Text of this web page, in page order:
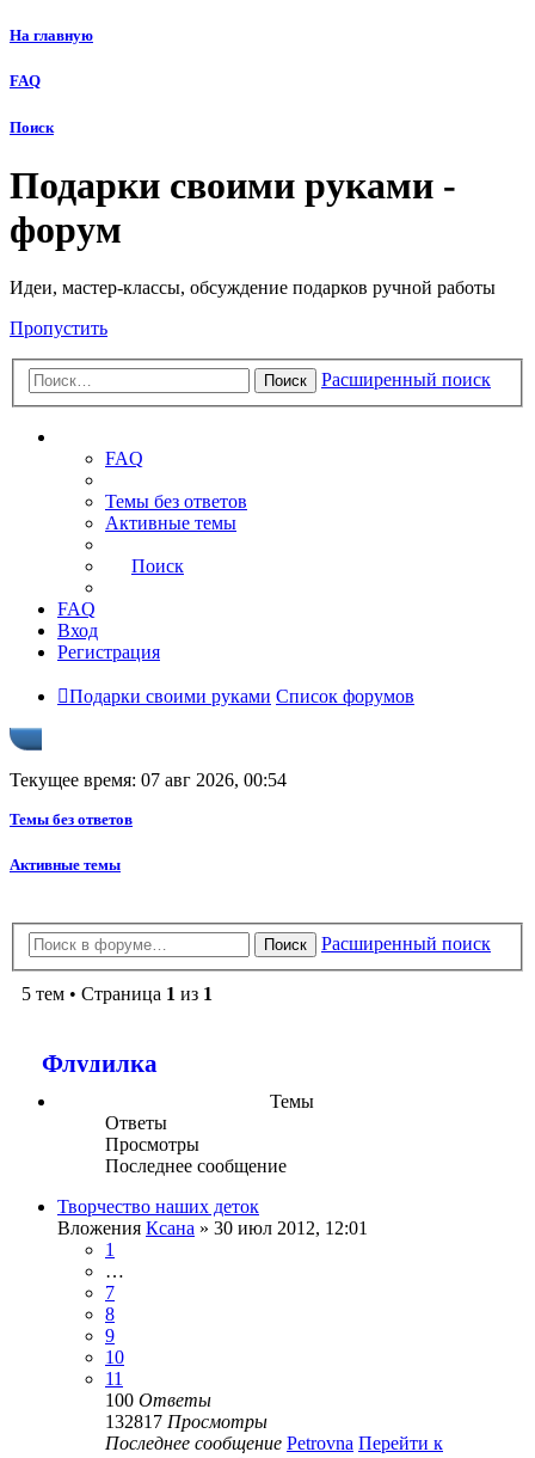
На главную
FAQ
Поиск
Подарки своими руками -
форум
Идеи, мастер-классы, обсуждение подарков ручной работы
Пропустить
Поиск Расширенный поиск
FAQ
Темы без ответов
Активные темы
Поиск
FAQ
Вход
Регистрация
Подарки своими руками Список форумов
Текущее время: 07 авг 2026, 00:54
Темы без ответов
Активные темы
Поиск Расширенный поиск
5 тем • Страница 1 из 1
Флудилка
Темы
Ответы
Просмотры
Последнее сообщение
Творчество наших деток
Вложения Ксана » 30 июл 2012, 12:01
1
…
7
8
9
10
11
100 Ответы
132817 Просмотры
Последнее сообщение Petrovna Перейти к